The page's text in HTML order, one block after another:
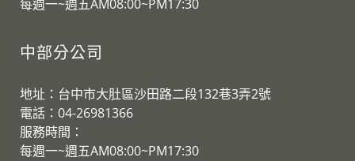
​每週一~週五AM08:00~PM17:30
中部分公司
地址：台中市大肚區沙田路二段132巷3弄2號
電話：04-26981366
服務時間：
​每週一~週五AM08:00~PM17:30